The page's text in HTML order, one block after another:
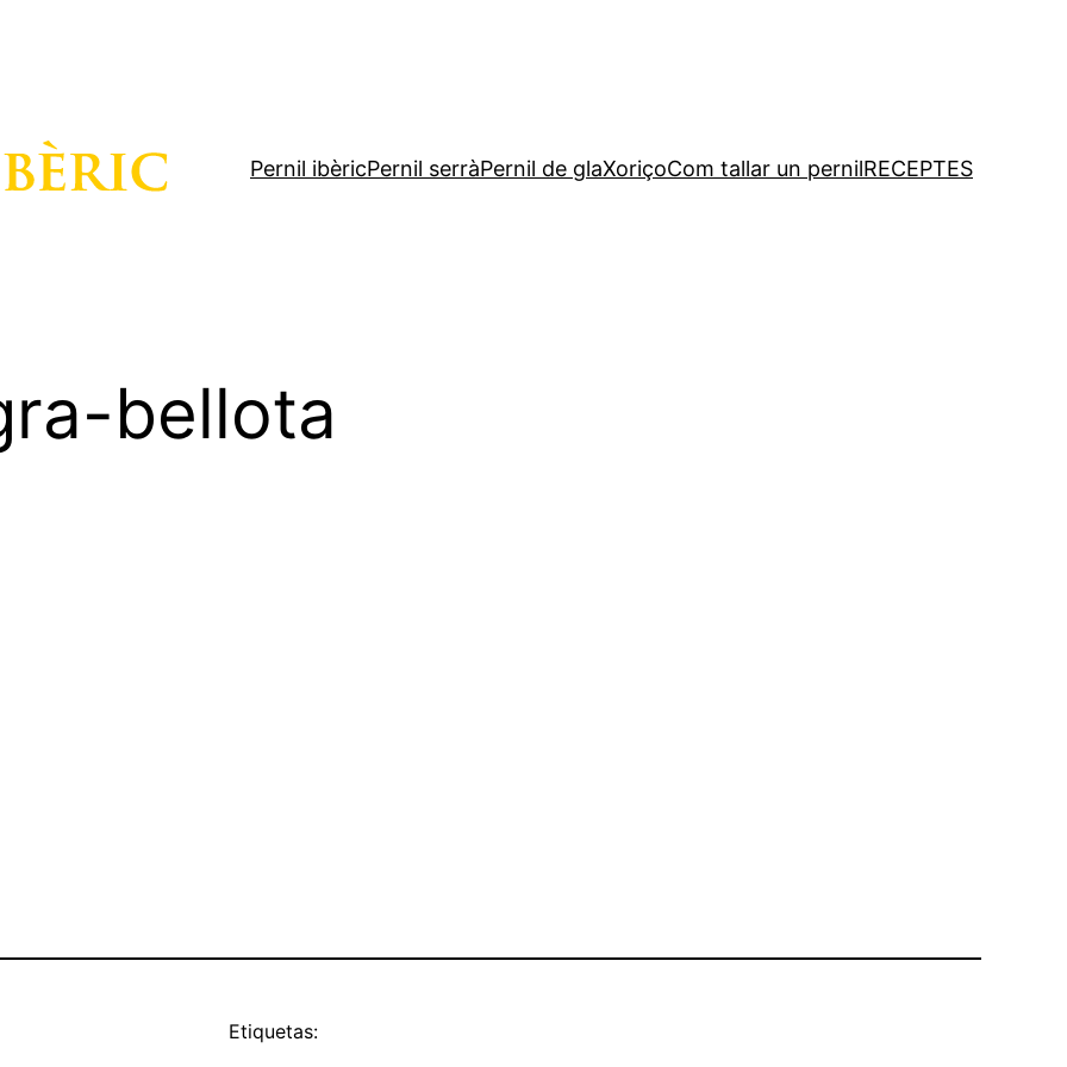
Pernil ibèricPernil serràPernil de glaXoriçoCom tallar un pernilRECEPTES
bellota
Etiquetas: